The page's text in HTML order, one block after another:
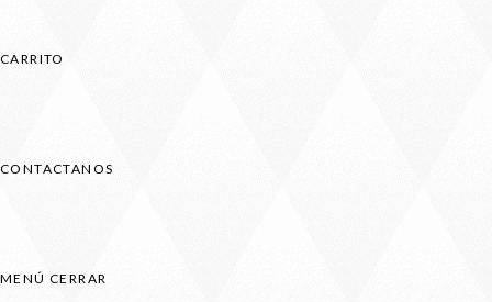
CARRITO
CONTACTANOS
MENÚ CERRAR